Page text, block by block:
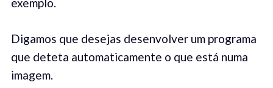
Digamos que desejas desenvolver um programa
que deteta automaticamente o que está numa
imagem.